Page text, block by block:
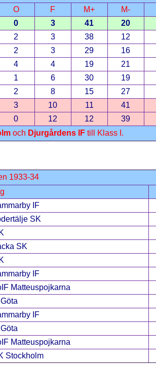
O F M+ M-
0 3 41 20
2 3 38 12
2 3 29 16
4 4 19 21
1 6 30 19
2 8 15 27
3 10 11 41
0 12 12 39
och Djurgårdens IFtill Klass I.
1933-34
IF
SK
SK
IF
Matteuspojkarna
Göta
IF
Göta
Matteuspojkarna
Stockholm